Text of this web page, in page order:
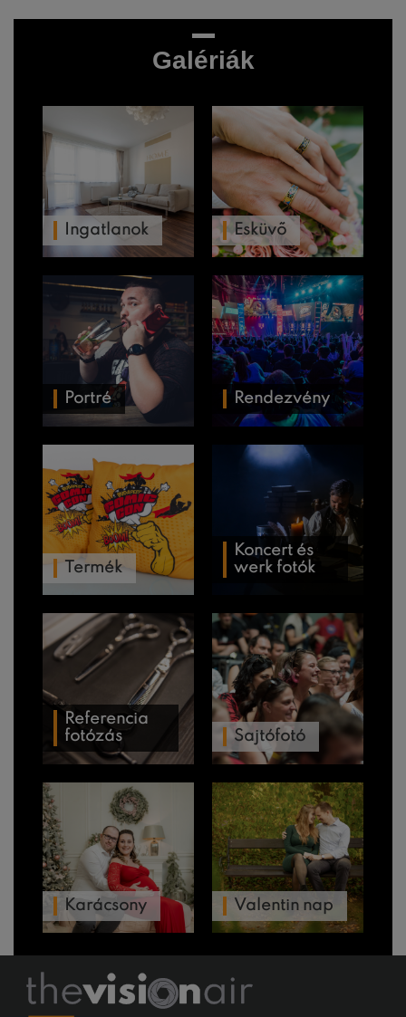
Galériák
Ingatlanok Esküvő
Portré Rendezvény
Termék
Koncert és
werk fotók
Referencia
fotózás
Sajtófotó
Karácsony Valentin nap